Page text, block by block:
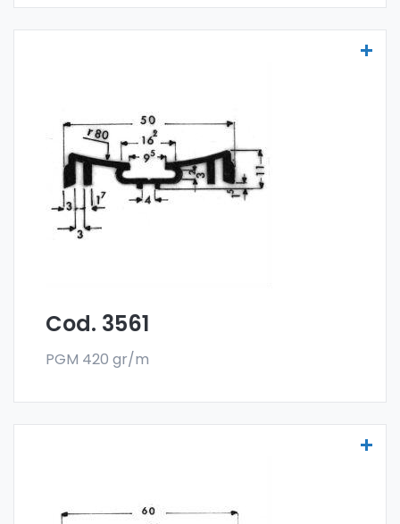
Cod. 3561
PGM 420 gr/m
Las molduras para vehículos se fabrican
con la especial aleación 6060 y se venden
en el formato en barra. El pedido mínimo es
de 300 kg.
Las molduras para vehículos se fabrican